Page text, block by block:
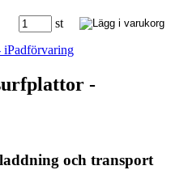
st
-
och transport